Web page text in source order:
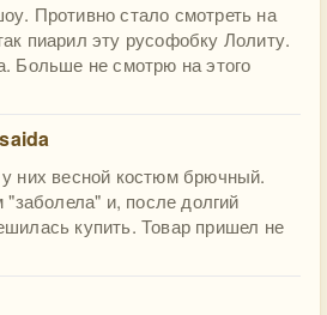
Противно стало смотреть на
пиарил эту русофобку Лолиту.
Больше не смотрю на этого
них весной костюм брючный.
и, после долгий
купить. Товар пришел не